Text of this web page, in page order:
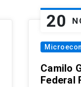
20
Camilo
Federal